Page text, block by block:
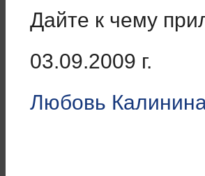
Дайте к чему
03.09.2009 г.
Любовь